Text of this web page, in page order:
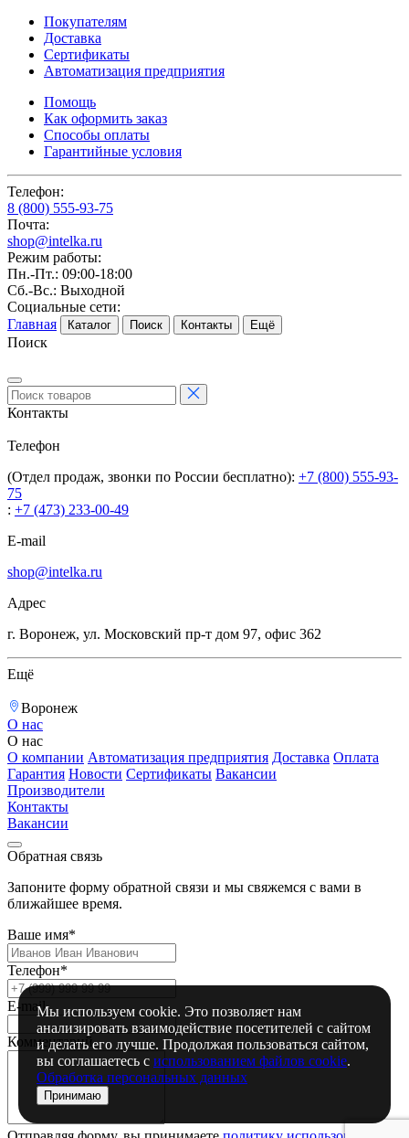
Покупателям
Доставка
Сертификаты
Автоматизация предприятия
Помощь
Как оформить заказ
Способы оплаты
Гарантийные условия
Телефон:
8 (800) 555-93-75
Почта:
shop@intelka.ru
Режим работы:
Пн.-Пт.: 09:00-18:00
Сб.-Вс.: Выходной
Социальные сети:
Главная
Каталог Поиск Контакты Ещё
Поиск
Контакты
Телефон
(Отдел продаж, звонки по России бесплатно): +7 (800) 555-93-
75
: +7 (473) 233-00-49
E-mail
shop@intelka.ru
Адрес
г. Воронеж, ул. Московский пр-т дом 97, офис 362
Ещё
Воронеж
О нас
О нас
О компании Автоматизация предприятия Доставка Оплата
Гарантия Новости Сертификаты Вакансии
Производители
Контакты
Вакансии
Обратная связь
Запоните форму обратной связи и мы свяжемся с вами в
ближайшее время.
Ваше имя*
Телефон*
E-mail
Комментарий
Мы используем cookie. Это позволяет нам
анализировать взаимодействие посетителей с сайтом
и делать его лучше. Продолжая пользоваться сайтом,
вы соглашаетесь с использованием файлов cookie.
Обработка персональных данных
Принимаю